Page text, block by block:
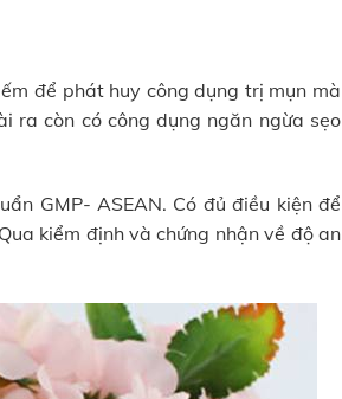
để phát huy công dụng trị mụn mà
ra còn có công dụng ngăn ngừa sẹo
GMP- ASEAN. Có đủ điều kiện để
kiểm định và chứng nhận về độ an